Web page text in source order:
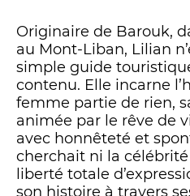
Originaire de Barouk,
au Mont-Liban, Lilian
simple guide
contenu. Elle incarne
femme partie de rien,
animée par le rêve de
avec honnêteté et
cherchait ni la
liberté totale
son histoire à travers